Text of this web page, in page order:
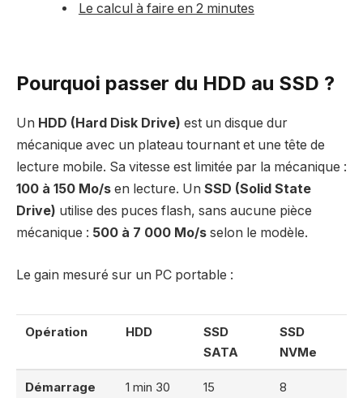
Le calcul à faire en 2 minutes
Pourquoi passer du HDD au SSD ?
Un HDD (Hard Disk Drive) est un disque dur
mécanique avec un plateau tournant et une tête de
lecture mobile. Sa vitesse est limitée par la mécanique :
100 à 150 Mo/s en lecture. Un SSD (Solid State
Drive) utilise des puces flash, sans aucune pièce
mécanique : 500 à 7 000 Mo/s selon le modèle.
Le gain mesuré sur un PC portable :
Opération HDD
SSD
SATA
SSD
NVMe
Démarrage
1 min 30
15
8